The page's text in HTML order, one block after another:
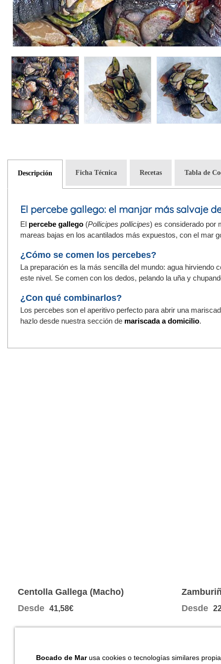
Bocado de Marusa cookies o tecnologías similares
Descripción Ficha Técnica Recetas Tabla de
El percebe gallego: el manjar más salvaje
El percebe gallego (Pollicipes pollicipes) es considerado por
mareas bajas en los acantilados más expuestos, con el mar
¿Cómo se comen los percebes?
La preparación es la más sencilla del mundo: agua
este nivel. Se comen con los dedos, pelando la uña y
¿Con qué combinarlos?
Los percebes son el aperitivo perfecto para abrir una
hazlo desde nuestra sección de mariscada a domicilio.
Centolla Gallega (Macho)
Desde 41,58€
Concha
Desde